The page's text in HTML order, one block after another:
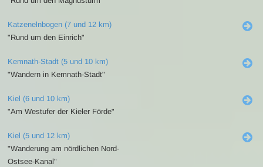
Katzenelnbogen (7 und 12 km)
"Rund um den Einrich"
Kemnath-Stadt (5 und 10 km)
"Wandern in Kemnath-Stadt"
Kiel (6 und 10 km)
"Am Westufer der Kieler Förde"
Kiel (5 und 12 km)
"Wanderung am nördlichen Nord-
Ostsee-Kanal"